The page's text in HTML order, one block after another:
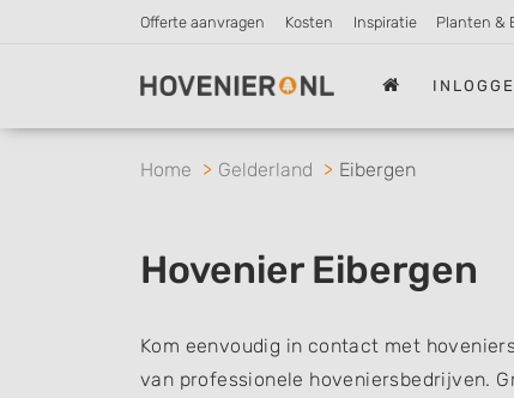
Offerte aanvragen Kosten Inspiratie Planten &
Home Gelderland Eibergen
Hovenier Eibergen
Kom eenvoudig in contact met
van professionele hoveniersbedrijven.